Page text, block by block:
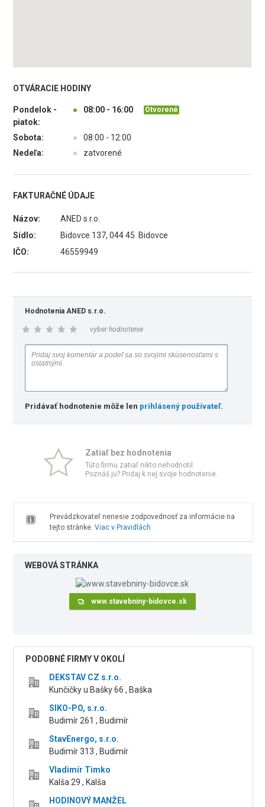
OTVÁRACIE HODINY
Pondelok -
piatok:
● 08:00 - 16:00 Otvorené
Sobota: ●
08:00 - 12:00
Nedeľa:
● zatvorené
FAKTURAČNÉ ÚDAJE
Názov:
ANED s.r.o.
Sídlo:
Bidovce 137, 044 45 Bidovce
IČO:
46559949
Hodnotenia ANED s.r.o.
vyber hodnotenie
Pridávať hodnotenie môže len prihlásený používateľ.
Zatiaľ bez hodnotenia
Túto firmu zatiaľ nikto nehodnotil.
Poznáš ju? Pridaj k nej svoje hodnotenie.
Prevádzkovateľ nenesie zodpovednosť za informácie na
tejto stránke. Viac v Pravidlách
WEBOVÁ STRÁNKA
www.stavebniny-bidovce.sk
PODOBNÉ FIRMY V OKOLÍ
DEKSTAV CZ s.r.o.
Kunčičky u Bašky 66 , Baška
SIKO-PO, s.r.o.
Budimír 261 , Budimír
StavEnergo, s.r.o.
Budimír 313 , Budimír
Vladimír Timko
Kalša 29 , Kalša
HODINOVÝ MANŽEL